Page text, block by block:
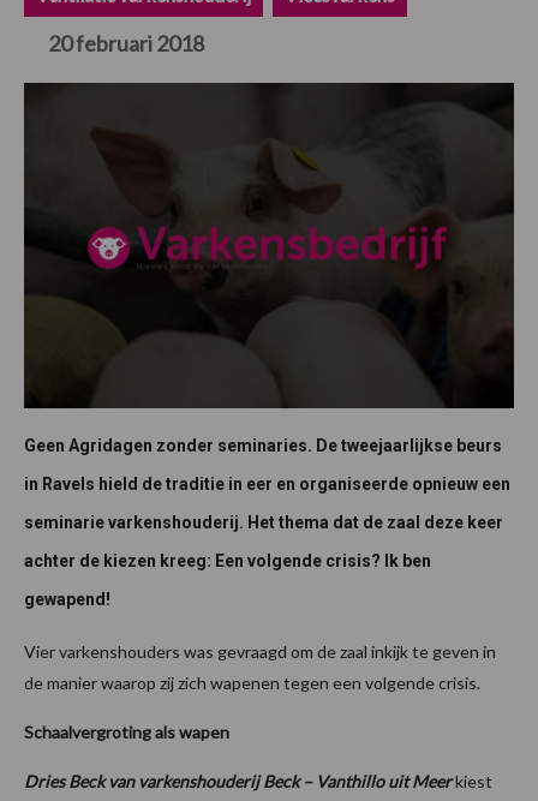
20 februari 2018
Geen Agridagen zonder seminaries. De tweejaarlijkse beurs
in Ravels hield de traditie in eer en organiseerde opnieuw een
seminarie varkenshouderij. Het thema dat de zaal deze keer
achter de kiezen kreeg: Een volgende crisis? Ik ben
gewapend!
Vier varkenshouders was gevraagd om de zaal inkijk te geven in
de manier waarop zij zich wapenen tegen een volgende crisis.
Schaalvergroting als wapen
Dries Beck van varkenshouderij Beck – Vanthillo uit Meerkiest